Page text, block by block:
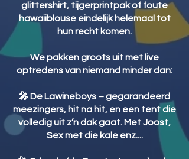
glittershirt, tijgerprintpak of foute
hawaiiblouse eindelijk helemaal tot
hun recht komen.
We pakken groots uit met live
optredens van niemand minder dan:
🎤 De Lawineboys – gegarandeerd
meezingers, hit na hit, en een tent die
volledig uit z’n dak gaat. Met Joost,
Sex met die kale enz....